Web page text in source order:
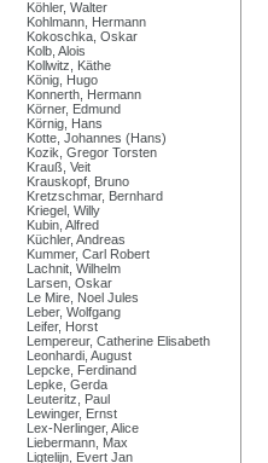
Köhler, Walter
Kohlmann, Hermann
Kokoschka, Oskar
Kolb, Alois
Kollwitz, Käthe
König, Hugo
Konnerth, Hermann
Körner, Edmund
Körnig, Hans
Kotte, Johannes (Hans)
Kozik, Gregor Torsten
Krauß, Veit
Krauskopf, Bruno
Kretzschmar, Bernhard
Kriegel, Willy
Kubin, Alfred
Küchler, Andreas
Kummer, Carl Robert
Lachnit, Wilhelm
Larsen, Oskar
Le Mire, Noel Jules
Leber, Wolfgang
Leifer, Horst
Lempereur, Catherine Elisabeth
Leonhardi, August
Lepcke, Ferdinand
Lepke, Gerda
Leuteritz, Paul
Lewinger, Ernst
Lex-Nerlinger, Alice
Liebermann, Max
Ligtelijn, Evert Jan